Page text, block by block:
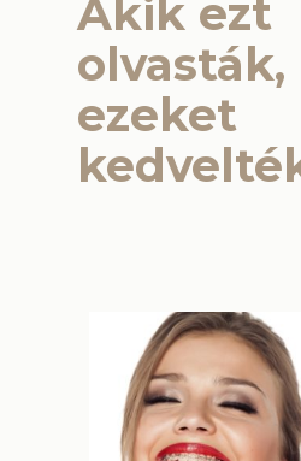
Akik ezt
olvasták,
ezeket